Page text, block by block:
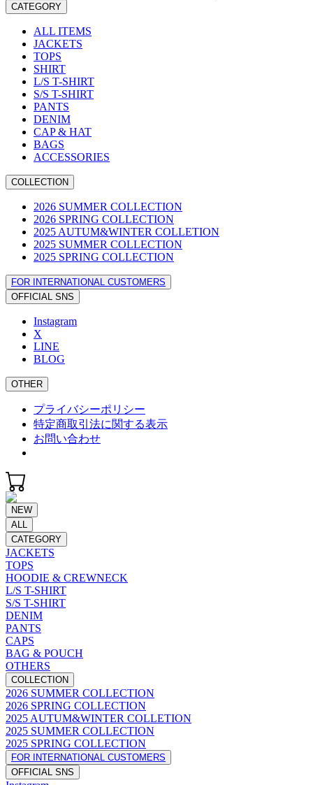
CATEGORY
ALL ITEMS
JACKETS
TOPS
SHIRT
L/S T-SHIRT
S/S T-SHIRT
PANTS
DENIM
CAP & HAT
BAGS
ACCESSORIES
COLLECTION
2026 SUMMER COLLECTION
2026 SPRING COLLECTION
2025 AUTUM&WINTER COLLETION
2025 SUMMER COLLECTION
2025 SPRING COLLECTION
FOR INTERNATIONAL CUSTOMERS
OFFICIAL SNS
Instagram
X
LINE
BLOG
OTHER
プライバシーポリシー
特定商取引法に関する表示
お問い合わせ
NEW
ALL
CATEGORY
JACKETS
TOPS
HOODIE & CREWNECK
L/S T-SHIRT
S/S T-SHIRT
DENIM
PANTS
CAPS
BAG & POUCH
OTHERS
COLLECTION
2026 SUMMER COLLECTION
2026 SPRING COLLECTION
2025 AUTUM&WINTER COLLETION
2025 SUMMER COLLECTION
2025 SPRING COLLECTION
FOR INTERNATIONAL CUSTOMERS
OFFICIAL SNS